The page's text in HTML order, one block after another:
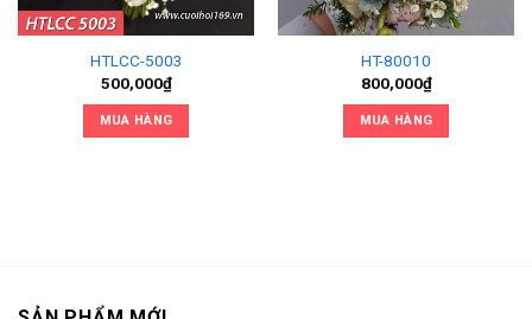
HTLCC-5003
500,000₫
MUA HÀNG
HT-80010
800,000₫
MUA HÀNG